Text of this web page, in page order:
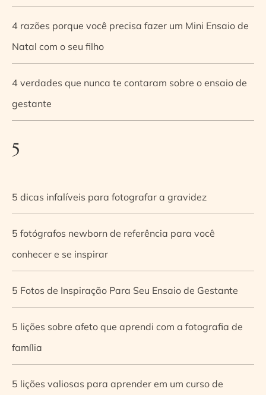
4 razões porque você precisa fazer um Mini Ensaio de
Natal com o seu filho
4 verdades que nunca te contaram sobre o ensaio de
gestante
5
5 dicas infalíveis para fotografar a gravidez
5 fotógrafos newborn de referência para você
conhecer e se inspirar
5 Fotos de Inspiração Para Seu Ensaio de Gestante
5 lições sobre afeto que aprendi com a fotografia de
família
5 lições valiosas para aprender em um curso de